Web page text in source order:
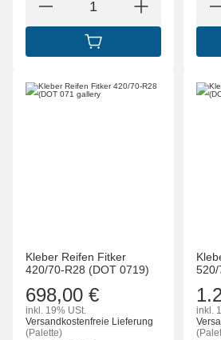
IN DEN WARENKORB
Kleber Reifen Fitker
420/70-R28 (DOT 0719)
698,00 €
inkl. 19% USt.
Versandkostenfreie Lieferung
(Palette)
520/
inkl.